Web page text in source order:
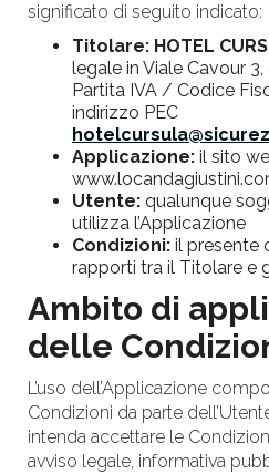
significato di seguito indicato:
Titolare: HOTEL
legale in Viale Cavour
Partita IVA / Codice
indirizzo PEC
Applicazione: il sito
Utente: qualunque
utilizza l’Applicazione
Condizioni: il presente
rapporti tra il Titolare e
Ambito di
delle
L’uso dell’Applicazione
Condizioni da parte
intenda accettare le
avviso legale, informativa